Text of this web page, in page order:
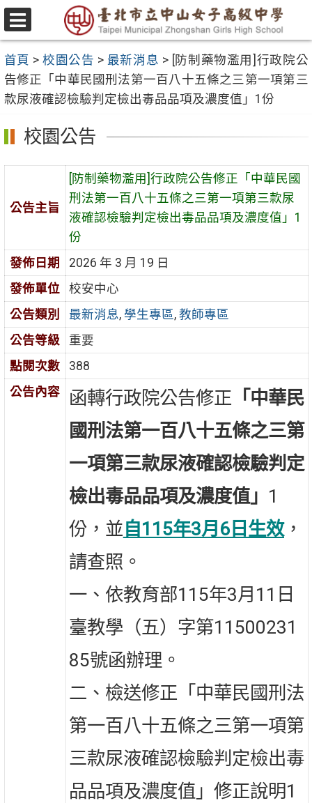
跳
至
要
內
容
區
選
單
首頁 >校園公告 > 最新消息 > [防制藥物濫用]行政院公
告修正「中華民國刑法第一百八十五條之三第一項第三
款尿液確認檢驗判定檢出毒品品項及濃度值」1份
校園公告
公告主旨
[防制藥物濫用]行政院公告修正「中華民國
刑法第一百八十五條之三第一項第三款尿
液確認檢驗判定檢出毒品品項及濃度值」1
份
發佈日期
2026 年 3 月 19 日
發佈單位
校安中心
公告類別
最新消息, 學生專區, 教師專區
公告等級
重要
點閱次數
388
公告內容
函轉行政院公告修正 「中華民
國刑法第一百八十五條之三第
一項第三款尿液確認檢驗判定
檢出毒品品項及濃度值」 1
份，並 自115年3月6日生效，
請查照。
一、依教育部115年3月11日
臺教學（五）字第11500231
85號函辦理。
二、檢送修正「中華民國刑法
第一百八十五條之三第一項第
三款尿液確認檢驗判定檢出毒
品品項及濃度值」修正說明1